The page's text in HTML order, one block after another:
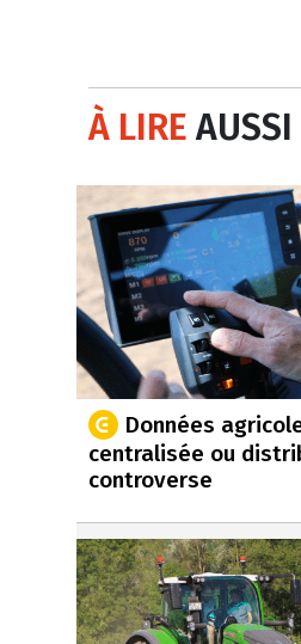
À LIREAUSSI
Données
centralisée ou
controverse